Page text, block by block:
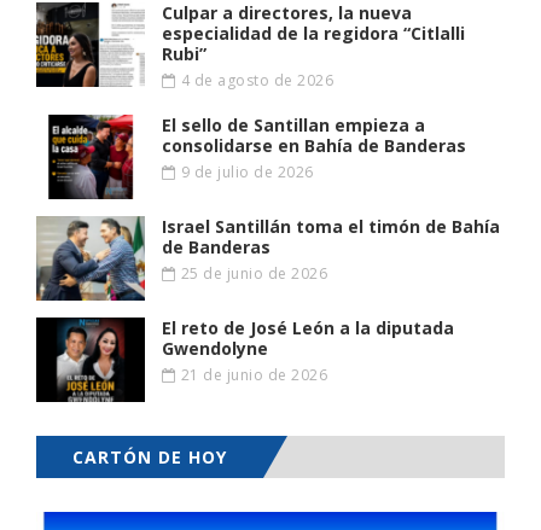
Culpar a directores, la nueva
especialidad de la regidora “Citlalli
Rubi”
4 de agosto de 2026
El sello de Santillan empieza a
consolidarse en Bahía de Banderas
9 de julio de 2026
Israel Santillán toma el timón de Bahía
de Banderas
25 de junio de 2026
El reto de José León a la diputada
Gwendolyne
21 de junio de 2026
CARTÓN DE HOY